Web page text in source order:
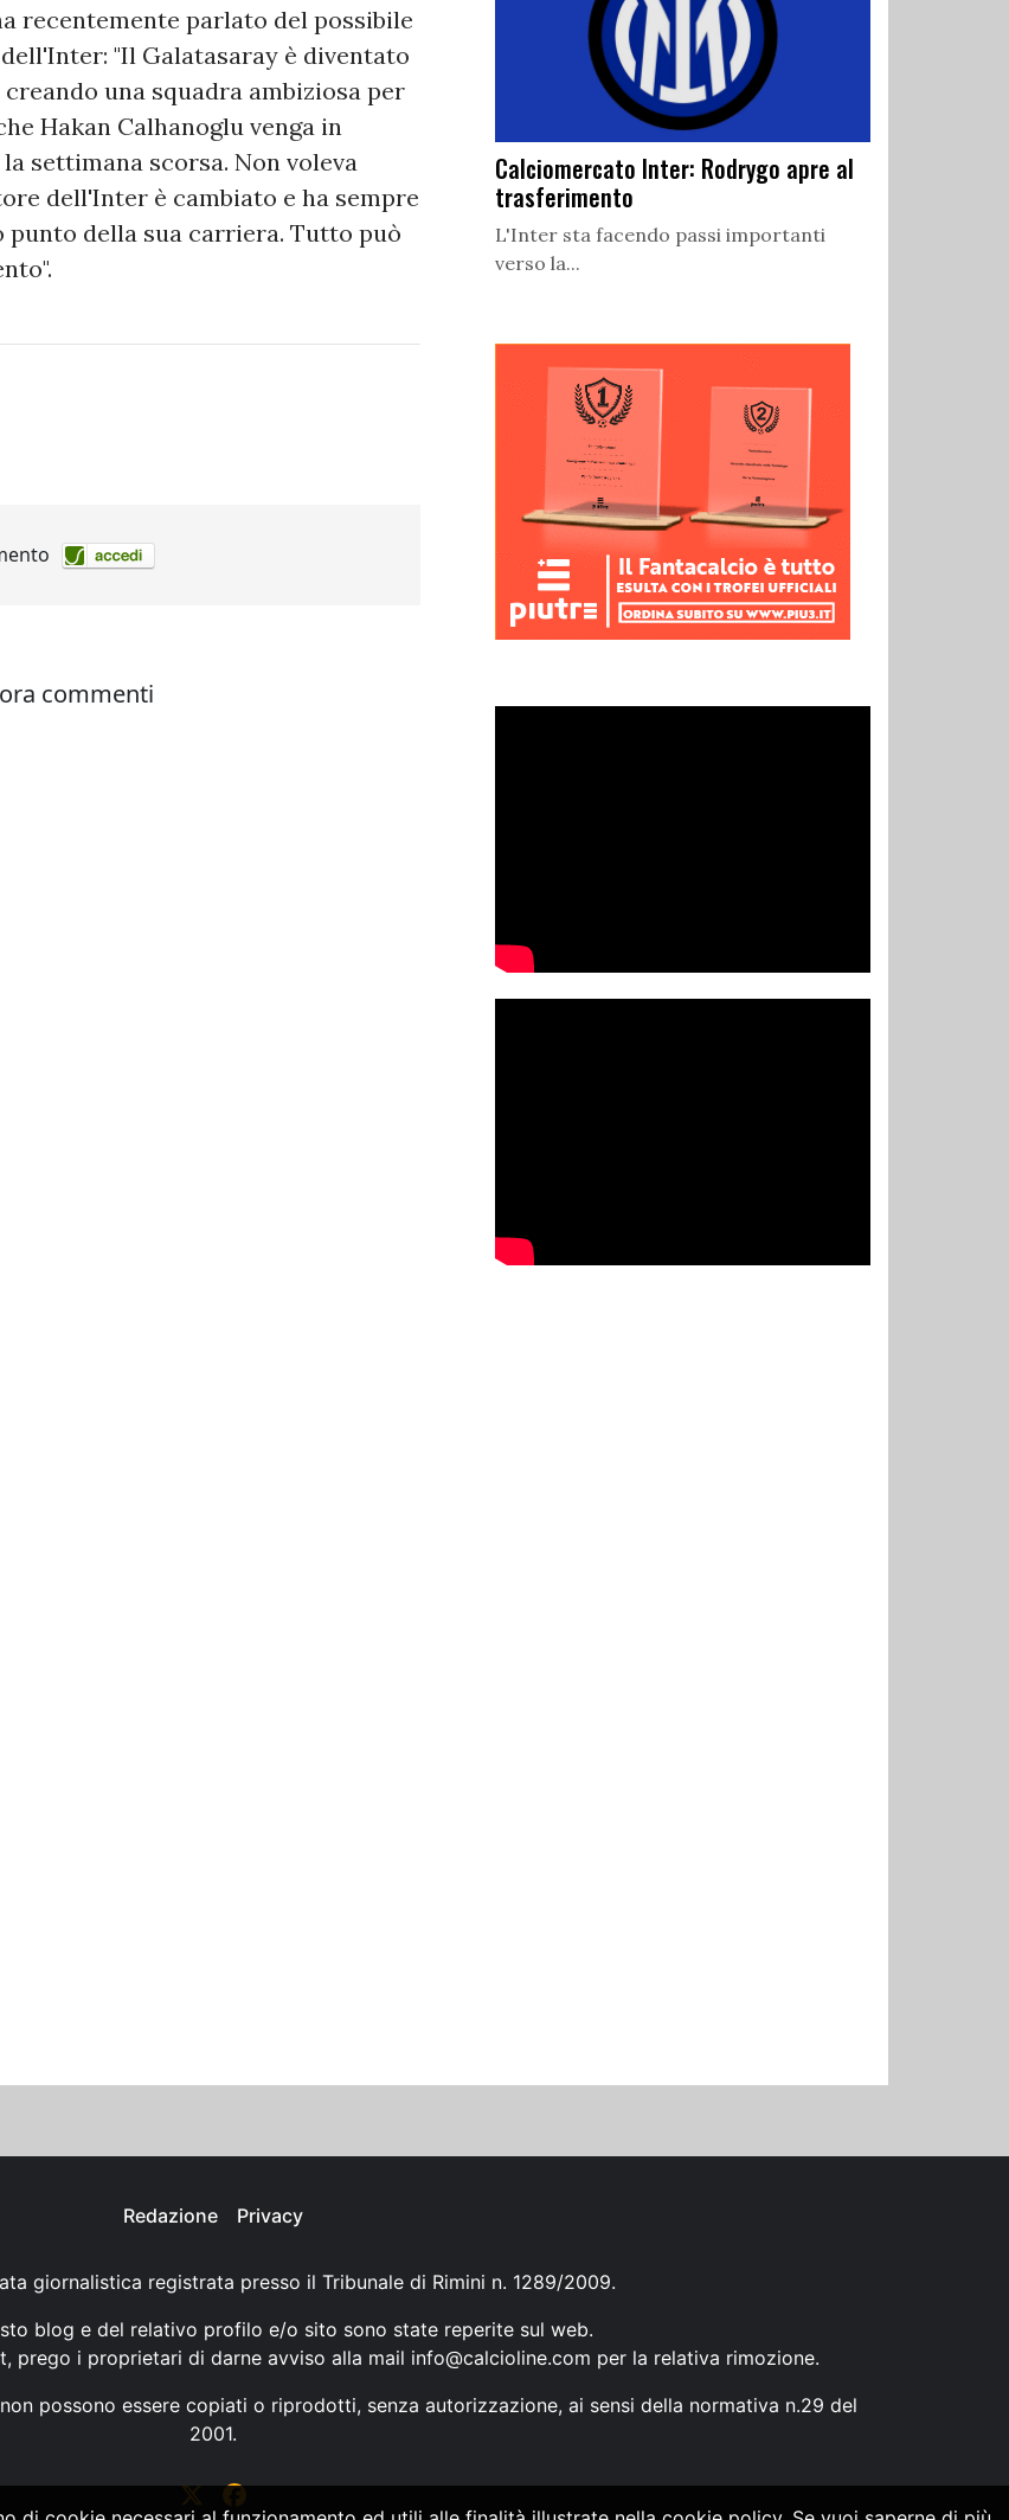
recentemente parlato del possibile
"Il Galatasaray è diventato
una squadra ambiziosa per
Hakan Calhanoglu venga in
settimana scorsa. Non voleva
dell'Inter è cambiato e ha sempre
della sua carriera. Tutto può
Calciomercato Inter: Rodrygo apre al
trasferimento
L'Inter sta facendo passi importanti
verso la...
Redazione Privacy
giornalistica registrata presso il Tribunale di Rimini n. 1289/2009.
blog e del relativo profilo e/o sito sono state reperite sul web.
prego i proprietari di darne avviso alla mail info@calcioline.com per la relativa rimozione.
possono essere copiati o riprodotti, senza autorizzazione, ai sensi della normativa n.29 del
2001.